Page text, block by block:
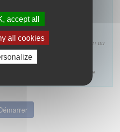
accept all
all cookies
pas :
conseils départementaux
au tableau, à la qualification ou
par un conseil régional ou
juridiction disciplinaire ordinale